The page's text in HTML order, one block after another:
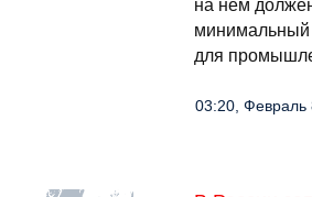
на нем
для
03:20, Февраль